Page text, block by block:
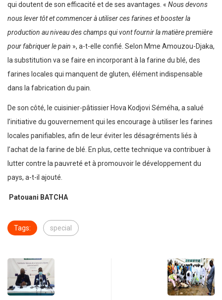
qui doutent de son efficacité et de ses avantages. « Nous devons
nous lever tôt et commencer à utiliser ces farines et booster la
production au niveau des champs qui vont fournir la matière première
pour fabriquer le pain », a-t-elle confié. Selon Mme Amouzou-Djaka,
la substitution va se faire en incorporant à la farine du blé, des
farines locales qui manquent de gluten, élément indispensable
dans la fabrication du pain.
De son côté, le cuisinier-pâtissier Hova Kodjovi Séméha, a salué
l’initiative du gouvernement qui les encourage à utiliser les farines
locales panifiables, afin de leur éviter les désagréments liés à
l’achat de la farine de blé. En plus, cette technique va contribuer à
lutter contre la pauvreté et à promouvoir le développement du
pays, a-t-il ajouté.
Patouani BATCHA
Tags: special